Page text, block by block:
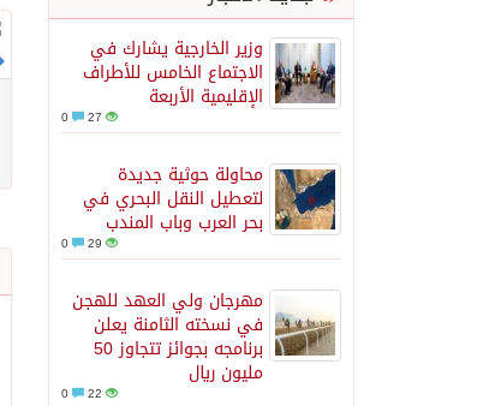
وزير الخارجية يشارك في
الاجتماع الخامس للأطراف
الإقليمية الأربعة
27
محاولة حوثية جديدة
لتعطيل النقل البحري في
بحر العرب وباب المندب
29
مهرجان ولي العهد للهجن
في نسخته الثامنة يعلن
برنامجه بجوائز تتجاوز 50
مليون ريال
22